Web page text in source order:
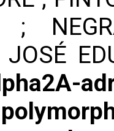
;
JOSÉ